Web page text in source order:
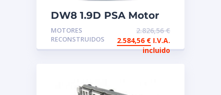
DW8 1.9D PSA Motor
de intercambio
reconstruido
MOTORES
RECONSTRUIDOS
2.826,56€
2.584,56 € I.V.A.
incluido